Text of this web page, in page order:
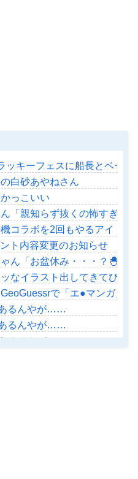
ッキーフェスに船長とベー
白砂あやねさん
っこいい
ん「親知らず抜くの怖すぎる
コラボを2回もやるアイドル
ト内容変更のお知らせ
ん「お盆休み・・・？🐣」
なイラスト出してきてびっ
GeoGuessrで「エ●マンガ」
るんやが……
るんやが……
るんやが……